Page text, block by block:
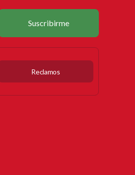
Suscribirme
Reclamos